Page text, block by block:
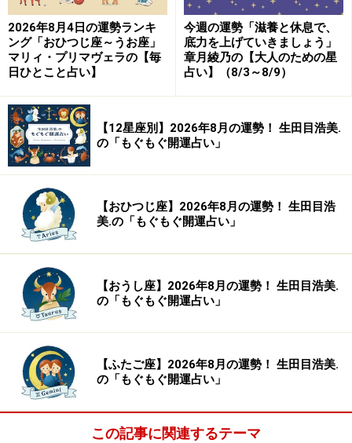
2026年8月4日の運勢ランキ
ング「おひつじ座～うお座」
マリィ・プリマヴェラの【毎
日ひとこと占い】
今週の運勢「滋養と休息で、
底力を上げていきましょう」
章月綾乃の【大人のための星
占い】（8/3～8/9）
【12星座別】2026年8月の運勢！ 生田目浩美.
の「もぐもぐ開運占い」
【おひつじ座】2026年8月の運勢！ 生田目浩
美.の「もぐもぐ開運占い」
【おうし座】2026年8月の運勢！ 生田目浩美.
の「もぐもぐ開運占い」
【ふたご座】2026年8月の運勢！ 生田目浩美.
の「もぐもぐ開運占い」
この記事に関連するテーマ